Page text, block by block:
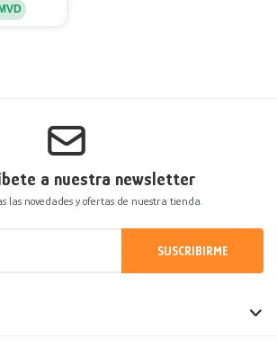
a nuestra newsletter
las novedades y ofertas de nuestra tienda.
SUSCRIBIRME